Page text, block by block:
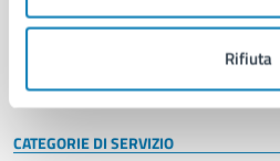
Rifiuta
Personale amministrativo
Intranet, posta aziendale e protocollo
CATEGORIE DI SERVIZIO